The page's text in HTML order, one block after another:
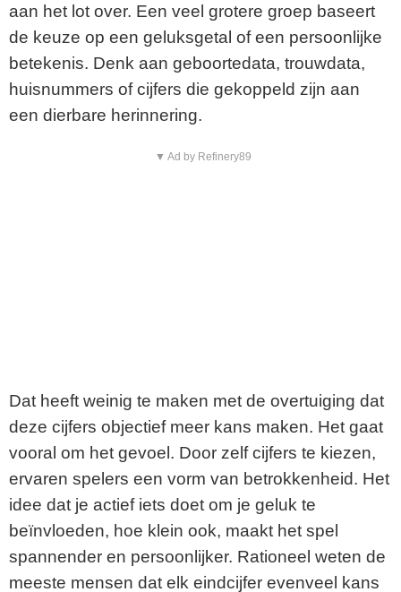
aan het lot over. Een veel grotere groep baseert
de keuze op een geluksgetal of een persoonlijke
betekenis. Denk aan geboortedata, trouwdata,
huisnummers of cijfers die gekoppeld zijn aan
een dierbare herinnering.
▼ Ad by Refinery89
Dat heeft weinig te maken met de overtuiging dat
deze cijfers objectief meer kans maken. Het gaat
vooral om het gevoel. Door zelf cijfers te kiezen,
ervaren spelers een vorm van betrokkenheid. Het
idee dat je actief iets doet om je geluk te
beïnvloeden, hoe klein ook, maakt het spel
spannender en persoonlijker. Rationeel weten de
meeste mensen dat elk eindcijfer evenveel kans